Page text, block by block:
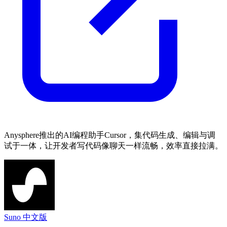
Anysphere推出的AI编程助手Cursor，集代码生成、编辑与调
试于一体，让开发者写代码像聊天一样流畅，效率直接拉满。
Suno 中文版